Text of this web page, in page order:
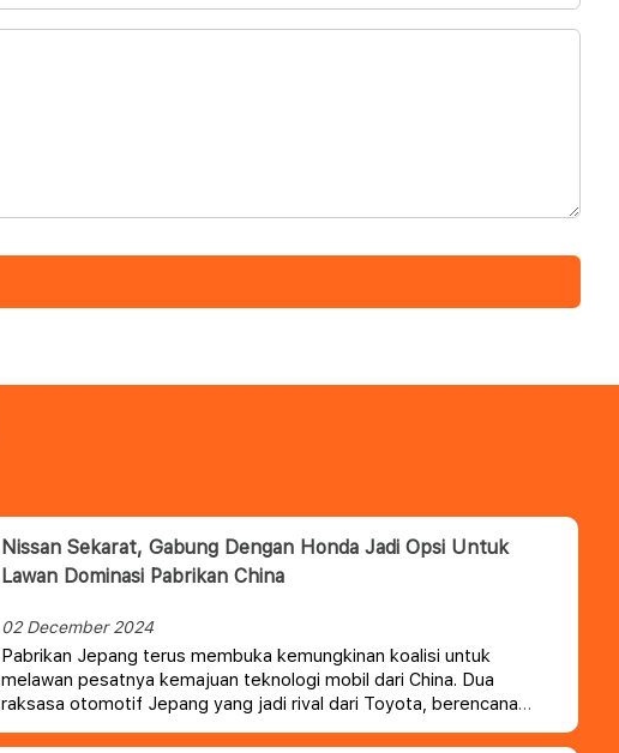
Nissan Sekarat, Gabung Dengan Honda Jadi Opsi Untuk
Lawan Dominasi Pabrikan China
02 December 2024
Pabrikan Jepang terus membuka kemungkinan koalisi untuk
melawan pesatnya kemajuan teknologi mobil dari China. Dua
raksasa otomotif Jepang yang jadi rival dari Toyota, berencana
meringankan beban perusahaan dengan cara bergabung.